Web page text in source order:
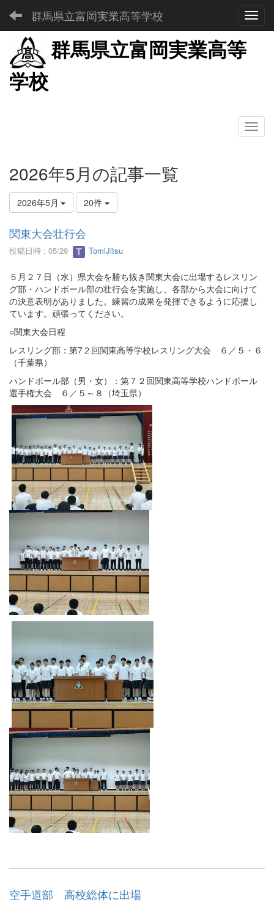
群馬県立富岡実業高等学校
群馬県立富岡実業高等
学校
2026年5月の記事一覧
2026年5月 20件
関東大会壮行会
投稿日時 : 05/29 TomiJitsu
５月２７日（水）県大会を勝ち抜き関東大会に出場するレスリン
グ部・ハンドボール部の壮行会を実施し、各部から大会に向けて
の決意表明がありました。練習の成果を発揮できるように応援し
ています。頑張ってください。
○関東大会日程
レスリング部：第7２回関東高等学校レスリング大会 ６／５・６
（千葉県）
ハンドボール部（男・女）：第７２回関東高等学校ハンドボール
選手権大会 ６／５～８（埼玉県）
空手道部 高校総体に出場